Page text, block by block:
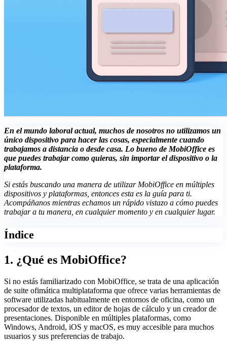
En el mundo laboral actual, muchos de nosotros no utilizamos un
único dispositivo para hacer las cosas, especialmente cuando
trabajamos a distancia o desde casa. Lo bueno de MobiOffice es
que puedes trabajar como quieras, sin importar el dispositivo o la
plataforma.
Si estás buscando una manera de utilizar MobiOffice en múltiples
dispositivos y plataformas, entonces esta es la guía para ti.
Acompáñanos mientras echamos un rápido vistazo a cómo puedes
trabajar a tu manera, en cualquier momento y en cualquier lugar.
Índice
1. ¿Qué es MobiOffice?
Si no estás familiarizado con MobiOffice, se trata de una aplicación
de suite ofimática multiplataforma que ofrece varias herramientas de
software utilizadas habitualmente en entornos de oficina, como un
procesador de textos, un editor de hojas de cálculo y un creador de
presentaciones. Disponible en múltiples plataformas, como
Windows, Android, iOS y macOS, es muy accesible para muchos
usuarios y sus preferencias de trabajo.